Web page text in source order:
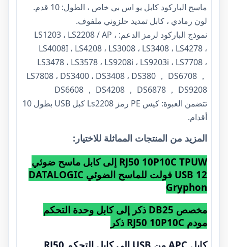
ماسح الباركود كابل يو اس بي خاص ، الطول: 10 قدم.
لون رمادي ، كابل تمديد حلزوني ملفوف.
نموذج الباركود لرمز الدعم: LS1203 ، LS2208 / AP ،
LS4008I ، LS4208 ، LS3008 ، LS3408 ، LS4278 ،
LS3478 ، LS3578 ، LS9208i ، LS9203i ، LS7708 ،
LS7808 ، DS3400 ، DS3408 ، DS380 ， DS6708 ，
DS6608 ， DS4208 ， DS6878 ， DS9208
تتضمن العبوة: كيس PE رمز Ls2208 كبل USB بطول 10
أقدام.
المزيد من المنتجات المماثلة للاختيار:
RJ50 10P10C TPUW إلى كابل ماسح ضوئي
USB 12 فولت للماسح الضوئي DATALOGIC
Gryphon
مخصص DB25 ذكر إلى كابل وحدة التحكم
مودم RJ50 10P10C ذكر